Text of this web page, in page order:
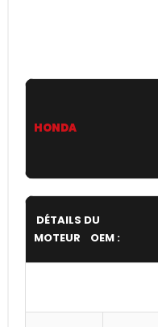
HONDA
DÉTAILS DU
MOTEUR OEM :